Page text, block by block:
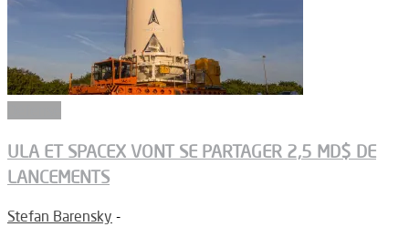
ULA ET SPACEX VONT SE PARTAGER 2,5 MD$ DE
LANCEMENTS
Stefan Barensky -